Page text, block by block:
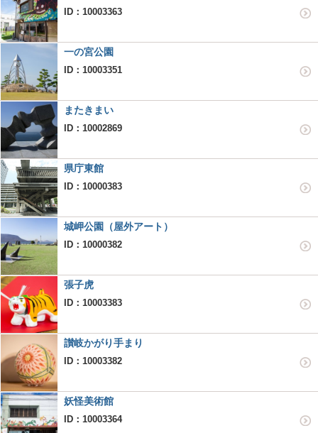
ID：10003363
一の宮公園
ID：10003351
またきまい
ID：10002869
県庁東館
ID：10000383
城岬公園（屋外アート）
ID：10000382
張子虎
ID：10003383
讃岐かがり手まり
ID：10003382
妖怪美術館
ID：10003364